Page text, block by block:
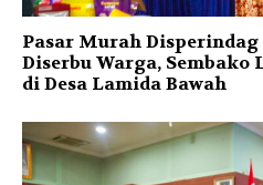
Pasar Murah
Diserbu Warga, Sembako
di Desa Lamida Bawah